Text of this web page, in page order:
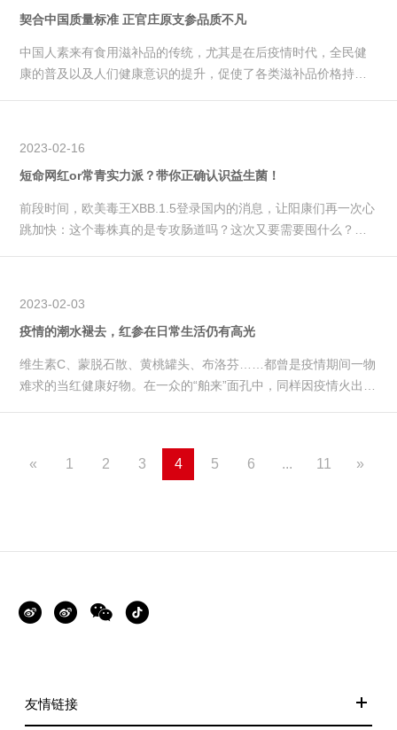
契合中国质量标准 正官庄原支参品质不凡
中国人素来有食用滋补品的传统，尤其是在后疫情时代，全民健
康的普及以及人们健康意识的提升，促使了各类滋补品价格持续
2023-02-16
短命网红or常青实力派？带你正确认识益生菌！
前段时间，欧美毒王XBB.1.5登录国内的消息，让阳康们再一次心
跳加快：这个毒株真的是专攻肠道吗？这次又要需要囤什么？所
2023-02-03
疫情的潮水褪去，红参在日常生活仍有高光
维生素C、蒙脱石散、黄桃罐头、布洛芬……都曾是疫情期间一物
难求的当红健康好物。在一众的“舶来”面孔中，同样因疫情火出圈
« 1 2 3 4 5 6 ... 11 »
友情链接